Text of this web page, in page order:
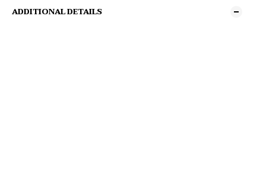
ADDITIONAL DETAILS